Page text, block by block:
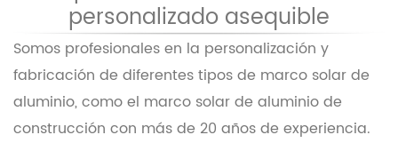
personalizado asequible
Somos profesionales en la personalización y
fabricación de diferentes tipos de marco solar de
aluminio, como el marco solar de aluminio de
construcción con más de 20 años de experiencia.